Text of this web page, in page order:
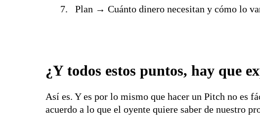
Plan → Cuánto dinero necesitan y cómo lo
¿Y todos estos puntos, hay que
Así es. Y es por lo mismo que hacer un Pitch no es
acuerdo a lo que el oyente quiere saber de nuestro